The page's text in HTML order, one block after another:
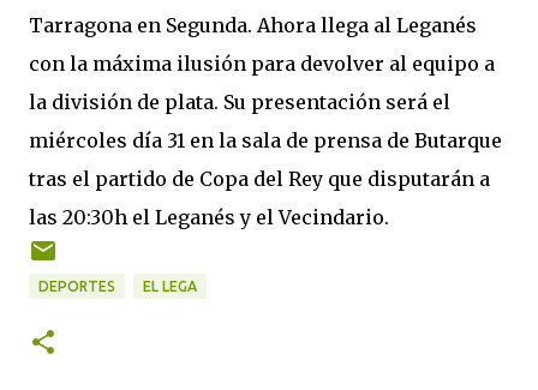
Tarragona en Segunda. Ahora llega al Leganés
con la máxima ilusión para devolver al equipo a
la división de plata. Su presentación será el
miércoles día 31 en la sala de prensa de Butarque
tras el partido de Copa del Rey que disputarán a
las 20:30h el Leganés y el Vecindario.
DEPORTES EL LEGA